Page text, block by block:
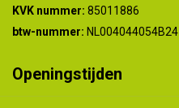
KVK nummer: 85011886
btw-nummer: NL004044054B24
Openingstijden